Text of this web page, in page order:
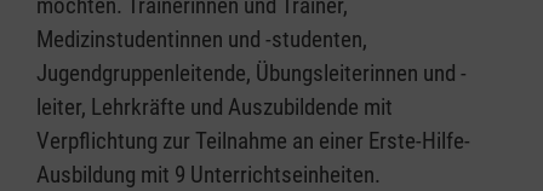
möchten. Trainerinnen und Trainer,
Medizinstudentinnen und -studenten,
Jugendgruppenleitende, Übungsleiterinnen und -
leiter, Lehrkräfte und Auszubildende mit
Verpflichtung zur Teilnahme an einer Erste-Hilfe-
Ausbildung mit 9 Unterrichtseinheiten.